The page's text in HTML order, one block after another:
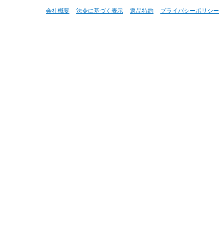
会社概要 法令に基づく表示 返品特約 プライバシーポリシー